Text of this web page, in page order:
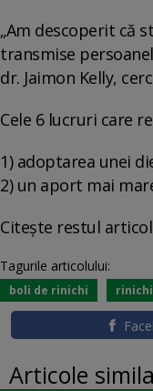
„Am descoperit că
transmise
dr. Jaimon Kelly,
Cele 6 lucruri care
1) adoptarea unei
2) un aport mai
Citește restul
Tagurile articolului:
boli de rinichi rinichi
Articole